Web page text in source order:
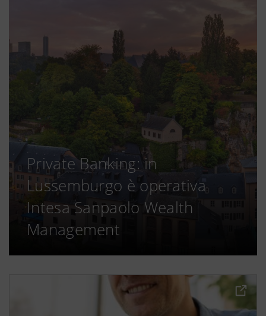
Private Banking: in
Lussemburgo è operativa
Intesa Sanpaolo Wealth
Management